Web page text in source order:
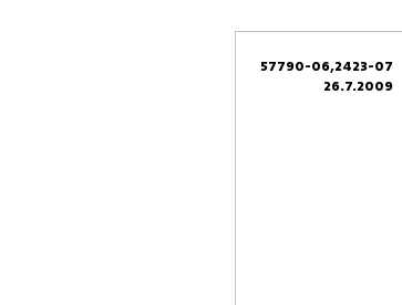
57790-06,2423-07
26.7.2009